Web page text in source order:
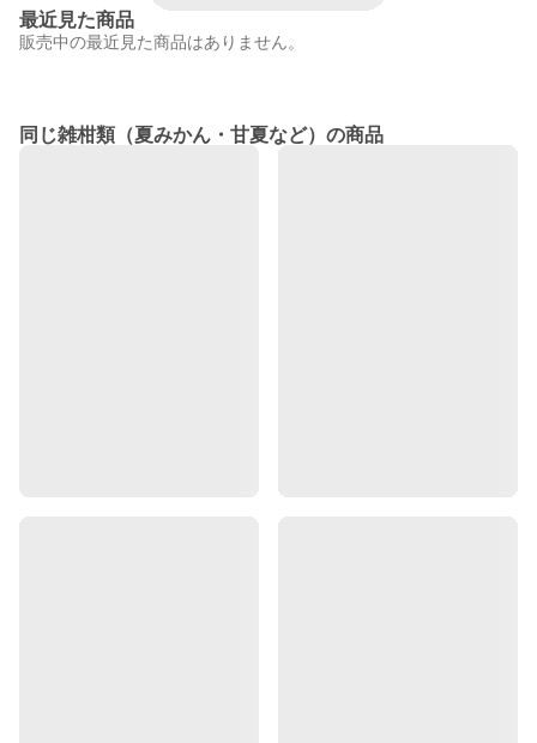
最近見た商品
販売中の最近見た商品はありません。
同じ雑柑類（夏みかん・甘夏など）の商品